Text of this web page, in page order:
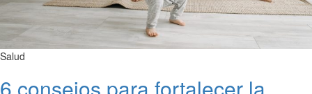
Salud
6 consejos para fortalecer la